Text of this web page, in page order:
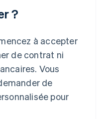
?
à accepter
de contrat ni
Vous
de
pour